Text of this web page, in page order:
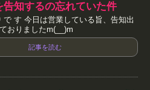
告知するの忘れていた件
で す 今日は営業している旨、告知出
おりましたm(__)m
記事を読む